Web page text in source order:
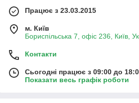
Працює з 23.03.2015
м. Київ
Бориспільська 7, офіс 236, Київ,
Контакти
Сьогодні працює з 09:00 до
Показати весь графік роботи